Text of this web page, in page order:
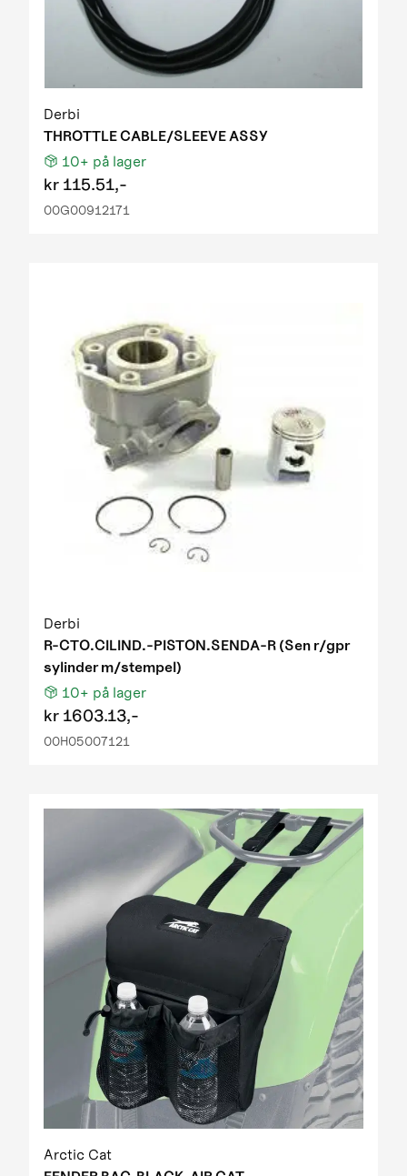
Derbi
THROTTLE CABLE/SLEEVE ASSY
10+ på lager
kr 115.51,-
00G00912171
Derbi
R-CTO.CILIND.-PISTON.SENDA-R (Sen r/gpr
sylinder m/stempel)
10+ på lager
kr 1603.13,-
00H05007121
Arctic Cat